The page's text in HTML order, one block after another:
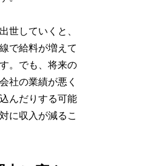
世していくと、
で給料が増えて
。でも、将来の
社の業績が悪く
んだりする可能
に収入が減るこ